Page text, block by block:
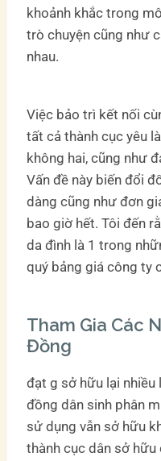
khoảnh khắc trong
trò chuyện cũng như
nhau.
Việc bảo trì kết nối
tất cả thành cục yêu
không hai, cũng như
Vấn đề này biến đổi
dàng cũng như đơn
bao giờ hết. Tôi đến
da đình là 1 trong
quý bảng giá công ty
Tham Gia Các
Đồng
đạt g sở hữu lại
đồng dân sinh phân
sử dụng vẫn sở hữu
thành cục dân sở